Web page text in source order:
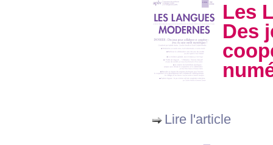
Les
Des
Lire l'article